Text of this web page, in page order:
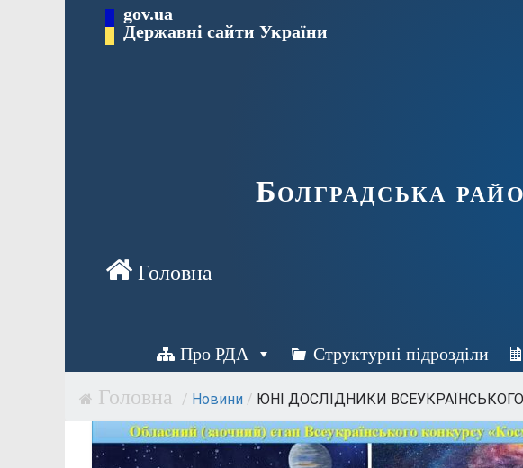
Перейти gov.ua
Державні сайти України
Болградська
Про РДА Структурні підрозділи
/ Новини / ЮНІ ДОСЛІДНИКИ